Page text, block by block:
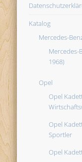
Katalog
Mercedes-
Mercedes-
1968)
Opel
Opel
Opel
Sportler
Opel